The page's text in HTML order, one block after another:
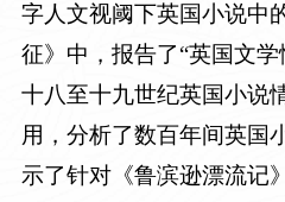
字人文视阈下英国小说中
征》中，报告了“英国文
十八至十九世纪英国小说
用，分析了数百年间英国
示了针对《鲁滨逊漂流记